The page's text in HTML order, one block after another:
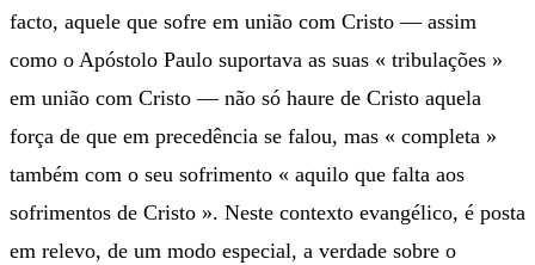
facto, aquele que sofre em união com Cristo — assim
como o Apóstolo Paulo suportava as suas « tribulações »
em união com Cristo — não só haure de Cristo aquela
força de que em precedência se falou, mas « completa »
também com o seu sofrimento « aquilo que falta aos
sofrimentos de Cristo ». Neste contexto evangélico, é posta
em relevo, de um modo especial, a verdade sobre o